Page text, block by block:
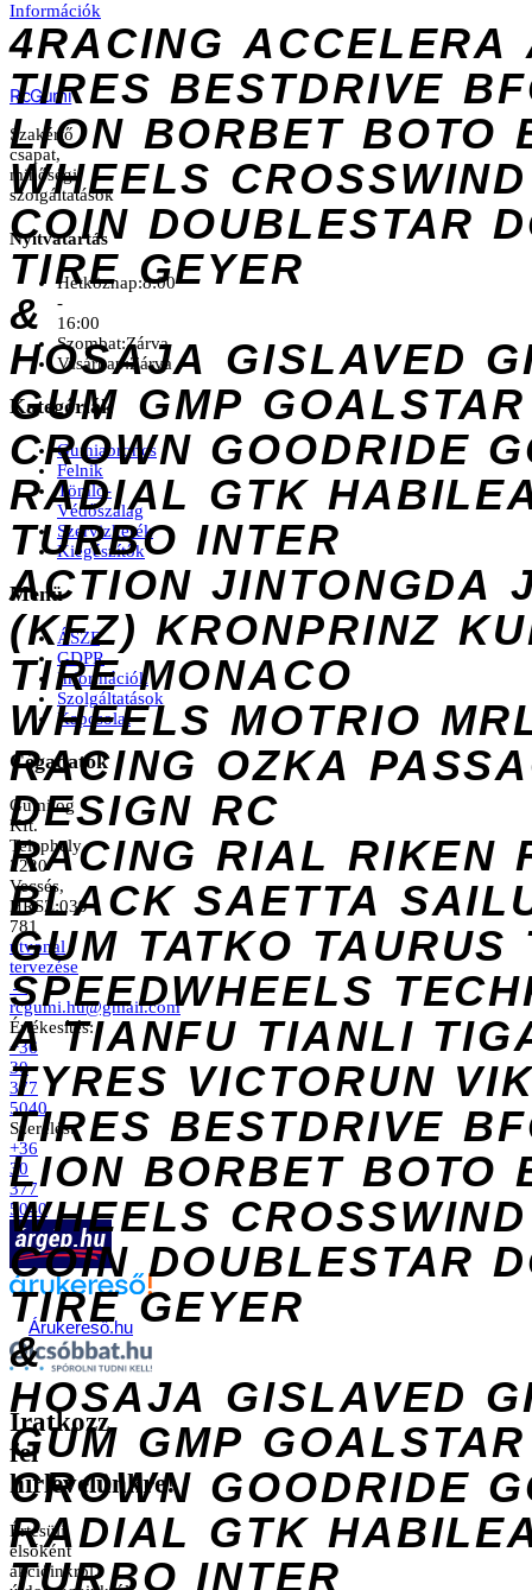
Információk
4RACING ACCELERA
TIRES BESTDRIVE
LION BORBET BOTO
WHEELS CROSSWIND
COIN DOUBLESTAR
TIRE GEYER
&
HOSAJA GISLAVED
GUM GMP GOALSTAR
CROWN GOODRIDE
RADIAL GTK
TURBO INTER
ACTION JINTONGDA
(KFZ) KRONPRINZ
TIRE MONACO
WHEELS MOTRIO
RACING OZKA
DESIGN RC
RACING RIAL RIKEN
BLACK SAETTA
GUM TATKO TAURUS
SPEEDWHEELS
A TIANFU TIANLI
TYRES VICTORUN
TIRES BESTDRIVE
LION BORBET BOTO
WHEELS CROSSWIND
COIN DOUBLESTAR
TIRE GEYER
&
HOSAJA GISLAVED
GUM GMP GOALSTAR
CROWN GOODRIDE
RADIAL GTK
TURBO INTER
RcGumi
Szakértő
csapat,
minőségi
szolgáltatások
Nyitvatartás
Hétköznap:8:00
-
16:00
Szombat:Zárva
Vasárnap:Zárva
Kategóriák
Gumiabroncs
Felnik
Tömlő-
Védőszalag
Szervizkerék
Kiegészítők
Menü
ÁSZF
GDPR
Információk
Szolgáltatások
Kapcsolat
Cégadatok
Gumilog
Kft.
Telephely
2220
Vecsés,
HRSZ:039
781
útvonal
tervezése
→
rcgumi.hu@gmail.com
Értékesítés:
+36
30
377
5040
Szerelés:
+36
30
377
5040
Árukereső.hu
Iratkozz
fel
hírlevelünkre!
Értesülj
elsőként
akcióinkról,